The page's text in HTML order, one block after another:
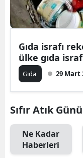
Gıda israfı
ülke gıda
Gıda 29 Mart
Sıfır Atık
Ne Kadar
Haberleri